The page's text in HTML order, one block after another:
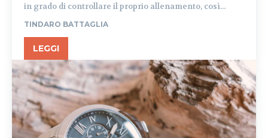
in grado di controllare il proprio allenamento, così...
TINDARO BATTAGLIA
LEGGI